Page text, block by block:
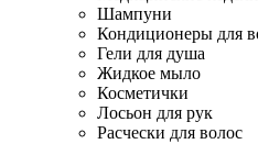
Шампуни
Кондиционеры для
Гели для душа
Жидкое мыло
Косметички
Лосьон для рук
Расчески для волос